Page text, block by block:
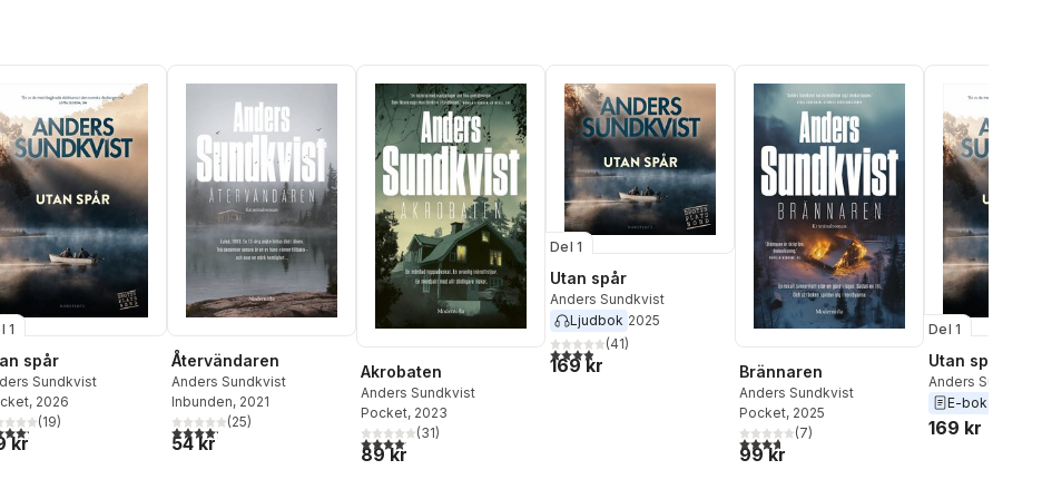
1
spår
Sundkvist
, 2026
utav 5 stjärnor. Totalt antal röster:
(19)
kr
Återvändaren
Anders Sundkvist
Inbunden, 2021
4,2utav 5 stjärnor. Totalt antal röster:
(25)
54 kr
Akrobaten
Anders Sundkvist
Pocket, 2023
4,1utav 5 stjärnor. Totalt antal röster:
(31)
89 kr
Del 1
Utan spår
Anders Sundkvist
Ljudbok 2025
3,9utav 5 stjärnor. Totalt antal röster:
(41)
169 kr Brännaren
Anders Sundkvist
Pocket, 2025
3,7utav 5 stjärnor. Totalt antal röster:
(7)
99 kr
Del 1
Utan spår
Anders Sundkvist
E-bok
169 kr